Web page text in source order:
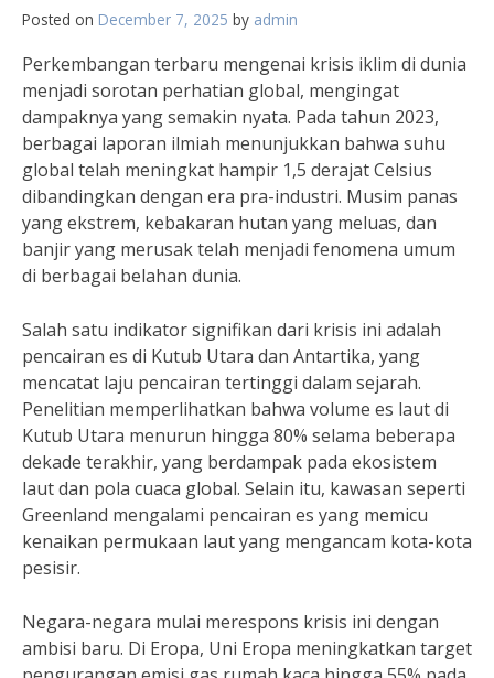
Posted on December 7, 2025 by admin
Perkembangan terbaru mengenai krisis iklim di dunia
menjadi sorotan perhatian global, mengingat
dampaknya yang semakin nyata. Pada tahun 2023,
berbagai laporan ilmiah menunjukkan bahwa suhu
global telah meningkat hampir 1,5 derajat Celsius
dibandingkan dengan era pra-industri. Musim panas
yang ekstrem, kebakaran hutan yang meluas, dan
banjir yang merusak telah menjadi fenomena umum
di berbagai belahan dunia.
Salah satu indikator signifikan dari krisis ini adalah
pencairan es di Kutub Utara dan Antartika, yang
mencatat laju pencairan tertinggi dalam sejarah.
Penelitian memperlihatkan bahwa volume es laut di
Kutub Utara menurun hingga 80% selama beberapa
dekade terakhir, yang berdampak pada ekosistem
laut dan pola cuaca global. Selain itu, kawasan seperti
Greenland mengalami pencairan es yang memicu
kenaikan permukaan laut yang mengancam kota-kota
pesisir.
Negara-negara mulai merespons krisis ini dengan
ambisi baru. Di Eropa, Uni Eropa meningkatkan target